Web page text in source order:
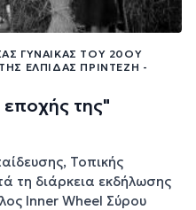
ΓΥΝΑΊΚΑΣ ΤΟΥ 20ΟΥ
ΕΛΠΊΔΑΣ ΠΡΊΝΤΕΖΗ -
της"
Τοπικής
τη διάρκεια εκδήλωσης
Inner Wheel Σύρου